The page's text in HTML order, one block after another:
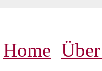
Home